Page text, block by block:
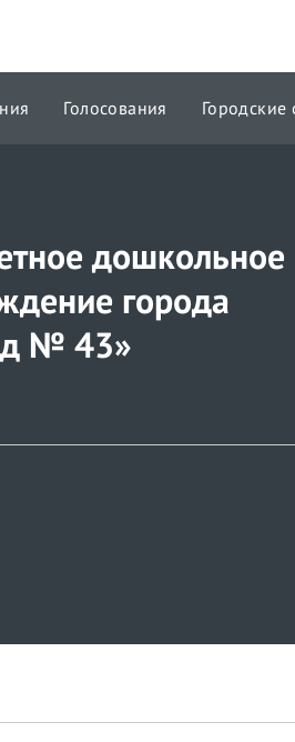
Голосования
дошкольное
города
№ 43»